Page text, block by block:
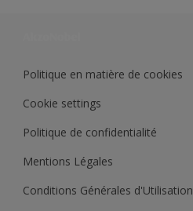
Politique en matière de cookies
Cookie settings
Politique de confidentialité
Mentions Légales
Conditions Générales d'Utilisation